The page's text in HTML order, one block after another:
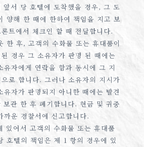
앞서 당 호텔에 도착했을 경우, 그 도
양해 한 때에 한하여 책임을 지고 보
트에서 체크인 할 때 전달합니다.
한 후, 고객의 수화물 또는 휴대품이
경우 그 소유자가 판명 된 때에는
유자에게 연락을 함과 동시에 그 지
로 합니다. 그러나 소유자의 지시가
유자가 판명되지 아니한 때에는 발견
보관 한 후 폐기합니다. 현금 및 귀중
까운 경찰서에 신고합니다.
있어서 고객의 수화물 또는 휴대품
호텔의 책임은 제 1 항의 경우에 있